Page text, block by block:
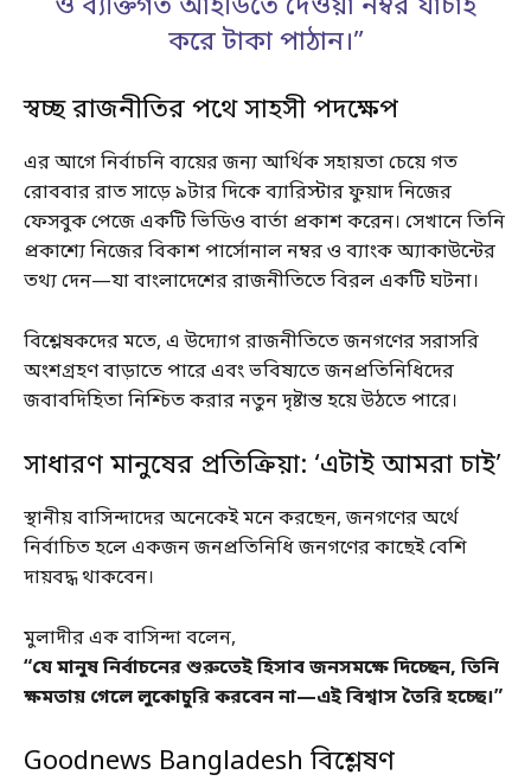
ও ব্যক্তিগত আইডিতে দেওয়া নম্বর যাচাই
করে টাকা পাঠান।”
স্বচ্ছ রাজনীতির পথে সাহসী পদক্ষেপ
এর আগে নির্বাচনি ব্যয়ের জন্য আর্থিক সহায়তা চেয়ে গত
রোববার রাত সাড়ে ৯টার দিকে ব্যারিস্টার ফুয়াদ নিজের
ফেসবুক পেজে একটি ভিডিও বার্তা প্রকাশ করেন। সেখানে তিনি
প্রকাশ্যে নিজের বিকাশ পার্সোনাল নম্বর ও ব্যাংক অ্যাকাউন্টের
তথ্য দেন—যা বাংলাদেশের রাজনীতিতে বিরল একটি ঘটনা।
বিশ্লেষকদের মতে, এ উদ্যোগ রাজনীতিতে জনগণের সরাসরি
অংশগ্রহণ বাড়াতে পারে এবং ভবিষ্যতে জনপ্রতিনিধিদের
জবাবদিহিতা নিশ্চিত করার নতুন দৃষ্টান্ত হয়ে উঠতে পারে।
সাধারণ মানুষের প্রতিক্রিয়া: ‘এটাই আমরা চাই’
স্থানীয় বাসিন্দাদের অনেকেই মনে করছেন, জনগণের অর্থে
নির্বাচিত হলে একজন জনপ্রতিনিধি জনগণের কাছেই বেশি
দায়বদ্ধ থাকবেন।
মুলাদীর এক বাসিন্দা বলেন,
“যে মানুষ নির্বাচনের শুরুতেই হিসাব জনসমক্ষে দিচ্ছেন, তিনি
ক্ষমতায় গেলে লুকোচুরি করবেন না—এই বিশ্বাস তৈরি হচ্ছে।”
Goodnews Bangladesh বিশ্লেষণ